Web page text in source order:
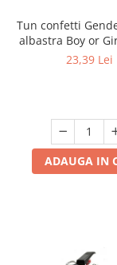
Tun confetti
albastra Boy or
23,39 Lei
ADAUGA IN